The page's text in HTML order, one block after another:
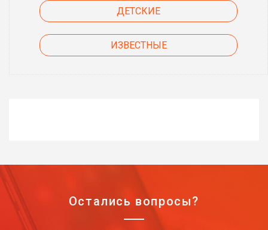
ДЕТСКИЕ
ИЗВЕСТНЫЕ
Остались вопросы?